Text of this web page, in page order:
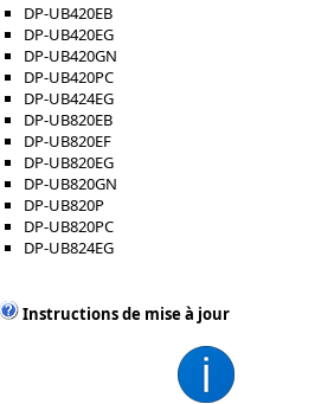
DP-UB420EB
DP-UB420EG
DP-UB420GN
DP-UB420PC
DP-UB424EG
DP-UB820EB
DP-UB820EF
DP-UB820EG
DP-UB820GN
DP-UB820P
DP-UB820PC
DP-UB824EG
Instructions de mise à jour